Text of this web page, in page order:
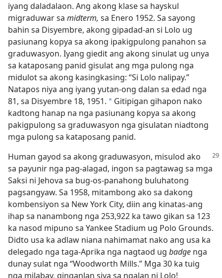
iyang daladalaon. Ang akong klase sa hayskul
migraduwar sa midterm, sa Enero 1952. Sa sayong
bahin sa Disyembre, akong gipadad-an si Lolo ug
pasiunang kopya sa akong ipakigpulong panahon sa
graduwasyon. Iyang giedit ang akong sinulat ug unya
sa kataposang panid gisulat ang mga pulong nga
midulot sa akong kasingkasing: “Si Lolo nalipay.”
Natapos niya ang iyang yutan-ong dalan sa edad nga
81, sa Disyembre 18, 1951. a Gitipigan gihapon nako
kadtong hanap na nga pasiunang kopya sa akong
pakigpulong sa graduwasyon nga gisulatan niadtong
mga pulong sa kataposang panid.
Human gayod sa akong graduwasyon, misulod ako
sa payunir nga pag-alagad, ingon sa pagtawag sa mga
Saksi ni Jehova sa bug-os-panahong buluhatong
pagsangyaw. Sa 1958, mitambong ako sa dakong
kombensiyon sa New York City, diin ang kinatas-ang
ihap sa nanambong nga 253,922 ka tawo gikan sa 123
ka nasod mipuno sa Yankee Stadium ug Polo Grounds.
Didto usa ka adlaw niana nahimamat nako ang usa ka
delegado nga taga-Aprika nga nagtaod ug badge nga
dunay sulat nga “Woodworth Mills.” Mga 30 ka tuig
nga milabay, ginganlan siya sa ngalan ni Lolo!